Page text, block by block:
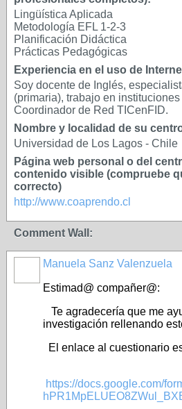
Lingüística Aplicada
Metodología EFL 1-2-3
Planificación Didáctica
Prácticas Pedagógicas
Experiencia en el uso de
Soy docente de Inglés,
(primaria), trabajo en
Coordinador de Red TICenFID.
Nombre y localidad de su
Universidad de Los Lagos - Chile
Página web personal o del
contenido visible (compruebe
correcto)
http://www.coaprendo.cl
Comment Wall:
Manuela Sanz Valenzuela
Estimad@ compañer@:
Te agradecería que me
investigación rellenando
El enlace al cuestionario
https://docs.google.com/